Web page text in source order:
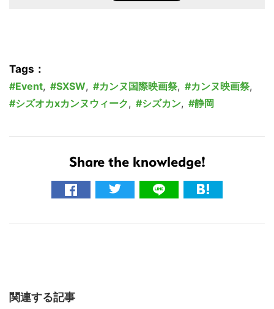
Tags：
Event, SXSW, カンヌ国際映画祭, カンヌ映画祭,
シズオカxカンヌウィーク, シズカン, 静岡
Share the knowledge!
関連する記事